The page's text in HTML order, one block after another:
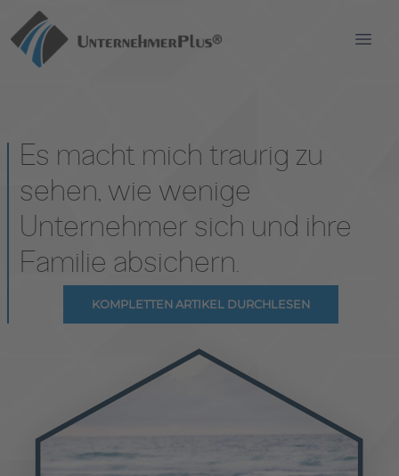
Es macht mich traurig zu
sehen, wie wenige
Unternehmer sich und ihre
Familie absichern.
KOMPLETTEN ARTIKEL DURCHLESEN